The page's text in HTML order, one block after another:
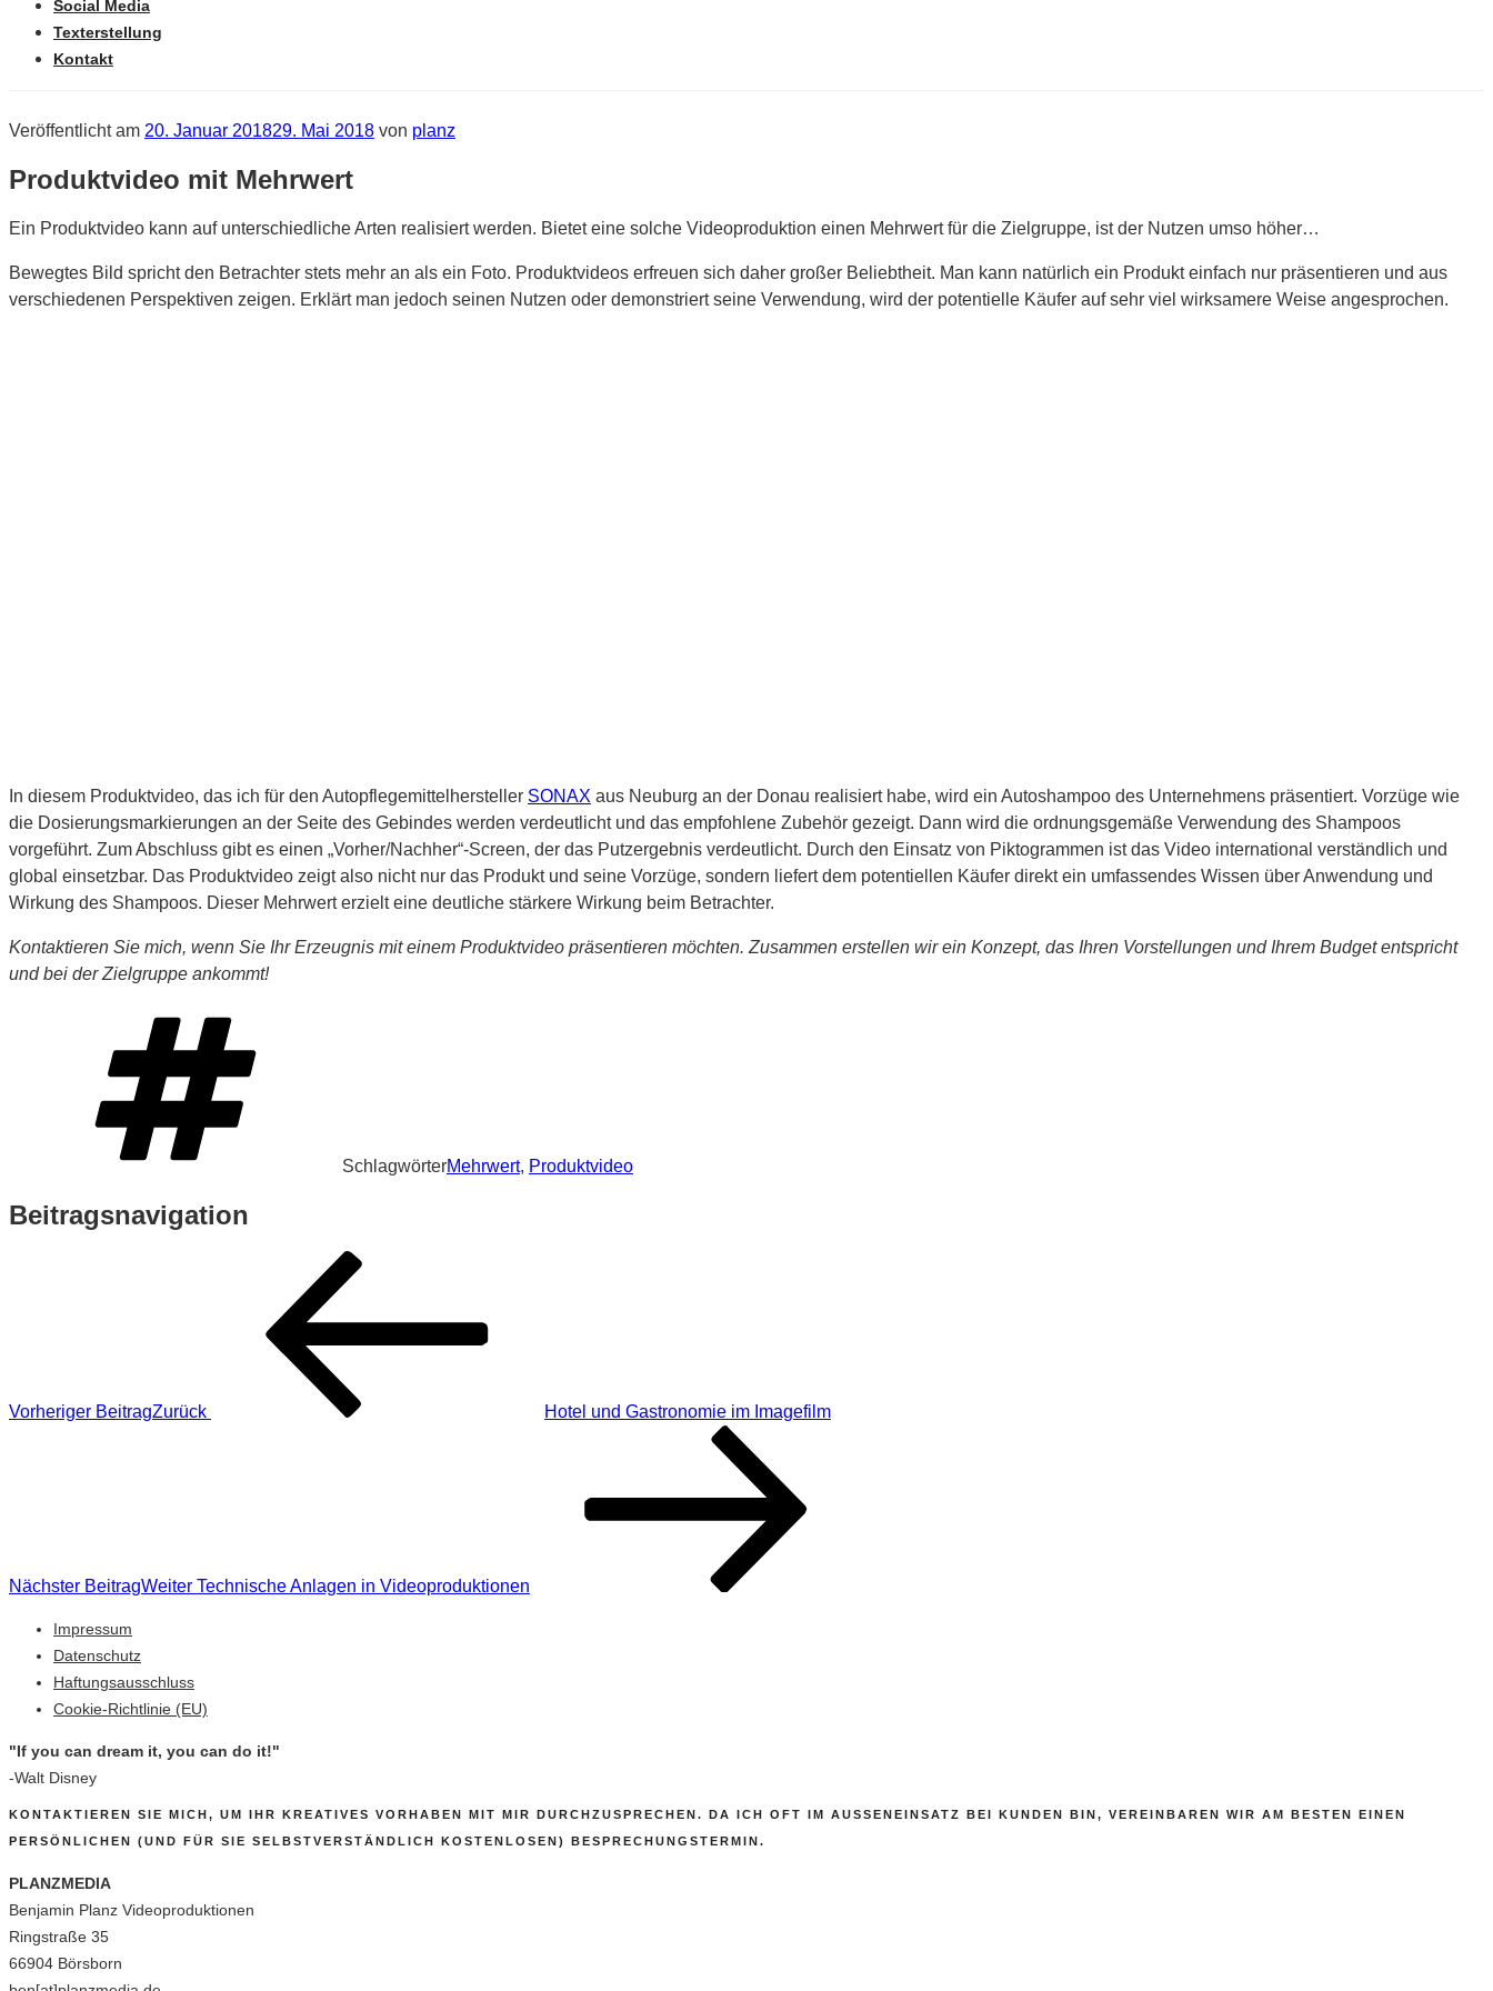
Social Media
Texterstellung
Kontakt
Veröffentlicht am 20. Januar 201829. Mai 2018 von planz
Produktvideo mit Mehrwert
Ein Produktvideo kann auf unterschiedliche Arten realisiert werden. Bietet eine solche Videoproduktion einen Mehrwert für die Zielgruppe, ist der Nutzen umso höher…
Bewegtes Bild spricht den Betrachter stets mehr an als ein Foto. Produktvideos erfreuen sich daher großer Beliebtheit. Man kann natürlich ein Produkt einfach nur präsentieren und aus
verschiedenen Perspektiven zeigen. Erklärt man jedoch seinen Nutzen oder demonstriert seine Verwendung, wird der potentielle Käufer auf sehr viel wirksamere Weise angesprochen.
In diesem Produktvideo, das ich für den Autopflegemittelhersteller SONAX aus Neuburg an der Donau realisiert habe, wird ein Autoshampoo des Unternehmens präsentiert. Vorzüge wie
die Dosierungsmarkierungen an der Seite des Gebindes werden verdeutlicht und das empfohlene Zubehör gezeigt. Dann wird die ordnungsgemäße Verwendung des Shampoos
vorgeführt. Zum Abschluss gibt es einen „Vorher/Nachher“-Screen, der das Putzergebnis verdeutlicht. Durch den Einsatz von Piktogrammen ist das Video international verständlich und
global einsetzbar. Das Produktvideo zeigt also nicht nur das Produkt und seine Vorzüge, sondern liefert dem potentiellen Käufer direkt ein umfassendes Wissen über Anwendung und
Wirkung des Shampoos. Dieser Mehrwert erzielt eine deutliche stärkere Wirkung beim Betrachter.
Kontaktieren Sie mich, wenn Sie Ihr Erzeugnis mit einem Produktvideo präsentieren möchten. Zusammen erstellen wir ein Konzept, das Ihren Vorstellungen und Ihrem Budget entspricht
und bei der Zielgruppe ankommt!
SchlagwörterMehrwert, Produktvideo
Beitragsnavigation
Vorheriger BeitragZurück Hotel und Gastronomie im Imagefilm
Nächster BeitragWeiter Technische Anlagen in Videoproduktionen
Impressum
Datenschutz
Haftungsausschluss
Cookie-Richtlinie (EU)
"If you can dream it, you can do it!"
-Walt Disney
KONTAKTIEREN SIE MICH, UM IHR KREATIVES VORHABEN MIT MIR DURCHZUSPRECHEN. DA ICH OFT IM AUSSENEINSATZ BEI KUNDEN BIN, VEREINBAREN WIR AM BESTEN EINEN P
ERSÖNLICHEN (UND FÜR SIE SELBSTVERSTÄNDLICH KOSTENLOSEN) BESPRECHUNGSTERMIN.
PLANZMEDIA
Benjamin Planz Videoproduktionen
Ringstraße 35
66904 Börsborn